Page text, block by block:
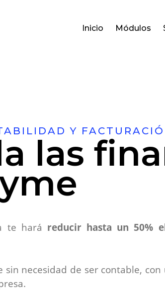
Inicio Módulos
Y
las
te hará reducir hasta un 50%
sin necesidad de ser contable,